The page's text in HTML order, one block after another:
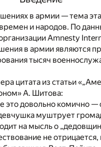
в армии — тема
и народов. По
Amnesty
в армии являются
тысяч
цитата из статьи
А. Шитова:
это довольно комично —
муштрует
на мысль о
не отрицается,